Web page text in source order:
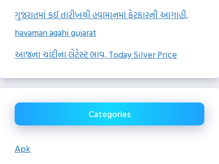
ગુજરાતમાં કઈ તારીખથી હવામાનમાં ફેરફારની આગાહી,
havaman agahi gujarat
આજના ચાંદીના લેટેસ્ટ ભાવ, Today Silver Price
Categories
Apk